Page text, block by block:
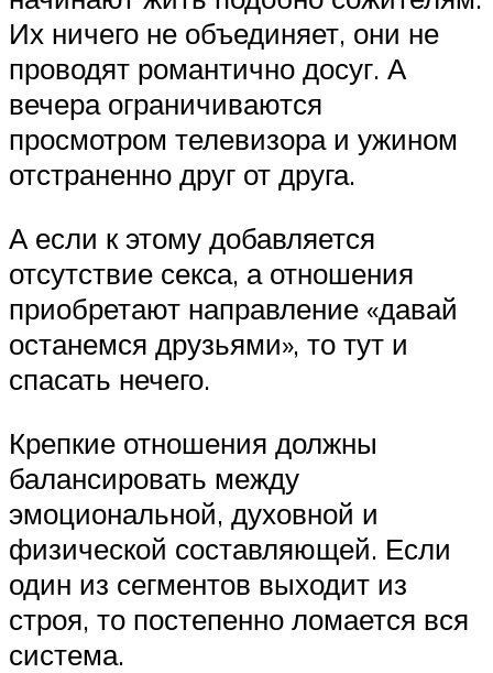
Их ничего не объединяет, они не
проводят романтично досуг. А
вечера ограничиваются
просмотром телевизора и ужином
отстраненно друг от друга.
А если к этому добавляется
отсутствие секса, а отношения
приобретают направление «давай
останемся друзьями», то тут и
спасать нечего.
Крепкие отношения должны
балансировать между
эмоциональной, духовной и
физической составляющей. Если
один из сегментов выходит из
строя, то постепенно ломается вся
система.